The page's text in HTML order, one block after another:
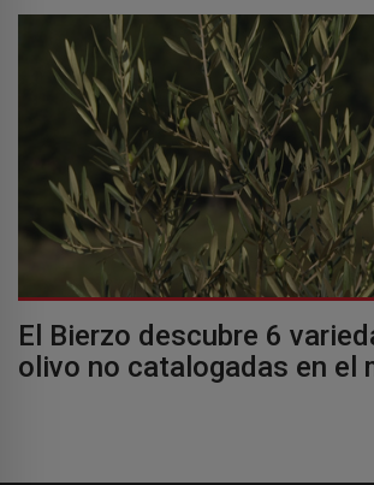
El Bierzo descubre 6
olivo no catalogadas en el